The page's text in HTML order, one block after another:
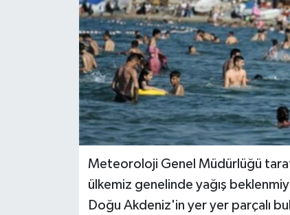
Meteoroloji Genel Müdürlüğü
ülkemiz genelinde yağış
Doğu Akdeniz'in yer yer parçalı
TEKNOLOJİ
TİCARET